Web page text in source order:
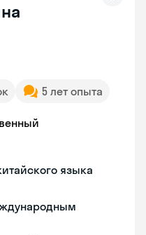
5 лет опыта
языка